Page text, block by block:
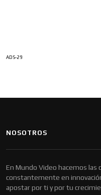
ADS-29
NOSOTROS
En Mundo Video hacemos las
constantemente en
apostar por ti y por tu